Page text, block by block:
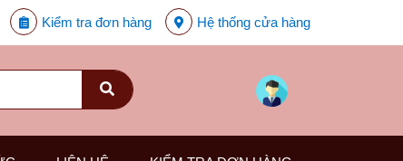
Kiểm tra đơn hàng Hệ thống cửa hàng